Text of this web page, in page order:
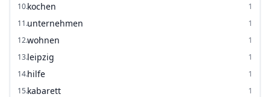
10.kochen
1
11.unternehmen
1
12.wohnen
1
13.leipzig
1
14.hilfe
1
15.kabarett
1